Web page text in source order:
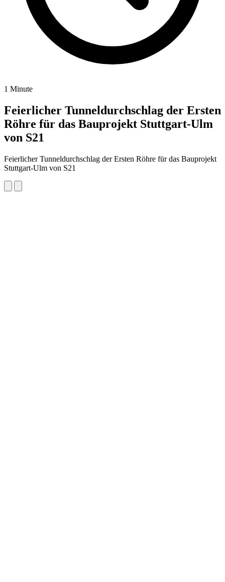
1 Minute
Feierlicher Tunneldurchschlag der Ersten
Röhre für das Bauprojekt Stuttgart-Ulm
von S21
Feierlicher Tunneldurchschlag der Ersten Röhre für das Bauprojekt
Stuttgart-Ulm von S21